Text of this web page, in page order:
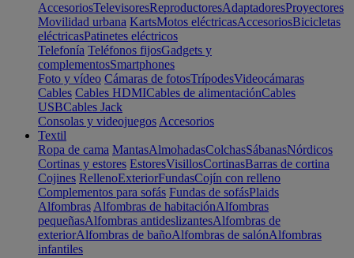
AccesoriosTelevisoresReproductoresAdaptadoresProyectores
Movilidad urbana KartsMotos eléctricasAccesoriosBicicletas
eléctricasPatinetes eléctricos
Telefonía Teléfonos fijosGadgets y
complementosSmartphones
Foto y vídeo Cámaras de fotosTrípodesVideocámaras
Cables Cables HDMICables de alimentaciónCables
USBCables Jack
Consolas y videojuegos Accesorios
Textil
Ropa de cama MantasAlmohadasColchasSábanasNórdicos
Cortinas y estores EstoresVisillosCortinasBarras de cortina
Cojines RellenoExteriorFundasCojín con relleno
Complementos para sofás Fundas de sofásPlaids
Alfombras Alfombras de habitaciónAlfombras
pequeñasAlfombras antideslizantesAlfombras de
exteriorAlfombras de bañoAlfombras de salónAlfombras
infantiles